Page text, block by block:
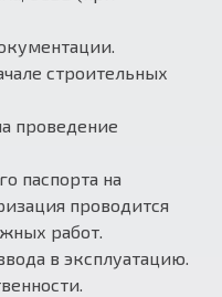
строительных
проведение
паспорта на
проводится
работ.
в эксплуатацию.